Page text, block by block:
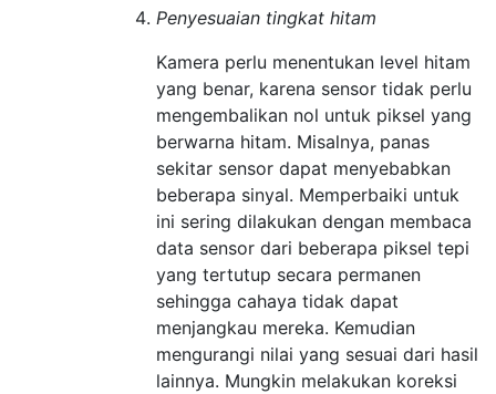
Penyesuaian tingkat hitam
Kamera perlu menentukan level hitam
yang benar, karena sensor tidak perlu
mengembalikan nol untuk piksel yang
berwarna hitam. Misalnya, panas
sekitar sensor dapat menyebabkan
beberapa sinyal. Memperbaiki untuk
ini sering dilakukan dengan membaca
data sensor dari beberapa piksel tepi
yang tertutup secara permanen
sehingga cahaya tidak dapat
menjangkau mereka. Kemudian
mengurangi nilai yang sesuai dari hasil
lainnya. Mungkin melakukan koreksi